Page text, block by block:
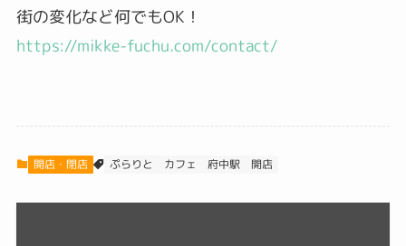
街の変化など何でもOK！
https://mikke-fuchu.com/contact/
開店・閉店 ぷらりと カフェ 府中駅 開店